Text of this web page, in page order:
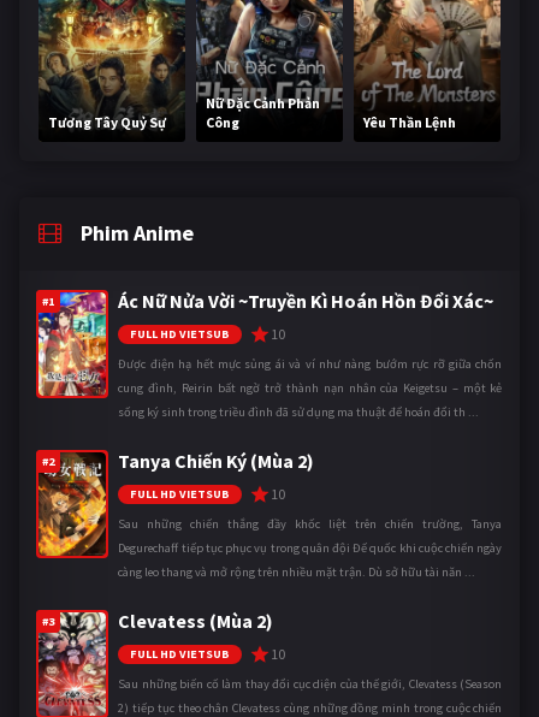
Tương Tây Quỷ Sự
Nữ Đặc Cảnh Phản
Công
Yêu Thần Lệnh
Phim Anime
#1 Ác Nữ Nửa Vời ~Truyền Kì Hoán Hồn Đổi Xác~
FULL HD VIETSUB 10
Được điện hạ hết mực sủng ái và ví như nàng bướm rực rỡ giữa chốn
cung đình, Reirin bất ngờ trở thành nạn nhân của Keigetsu – một kẻ
sống ký sinh trong triều đình đã sử dụng ma thuật để hoán đổi th ...
#2 Tanya Chiến Ký (Mùa 2)
FULL HD VIETSUB 10
Sau những chiến thắng đầy khốc liệt trên chiến trường, Tanya
Degurechaff tiếp tục phục vụ trong quân đội Đế quốc khi cuộc chiến ngày
càng leo thang và mở rộng trên nhiều mặt trận. Dù sở hữu tài năn ...
#3 Clevatess (Mùa 2)
FULL HD VIETSUB 10
Sau những biến cố làm thay đổi cục diện của thế giới, Clevatess (Season
2) tiếp tục theo chân Clevatess cùng những đồng minh trong cuộc chiến